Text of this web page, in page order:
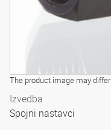
The product image may differ
Izvedba
Spojni nastavci